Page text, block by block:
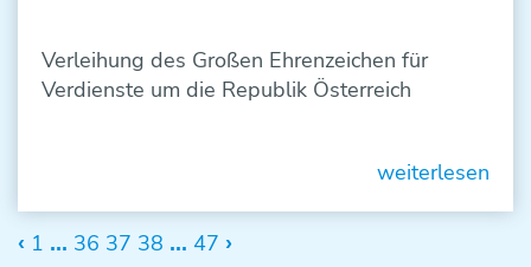
Verleihung des Großen Ehrenzeichen für
Verdienste um die Republik Österreich
weiterlesen
‹ 1 ... 36 37 38 ... 47 ›